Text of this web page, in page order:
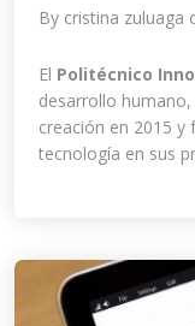
By cristina zuluaga
El Politécnico
desarrollo
creación en 2015
tecnología en sus